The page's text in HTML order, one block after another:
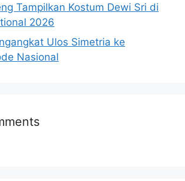
Tampilkan Kostum Dewi Sri di
2026
Ulos Simetria ke
Nasional